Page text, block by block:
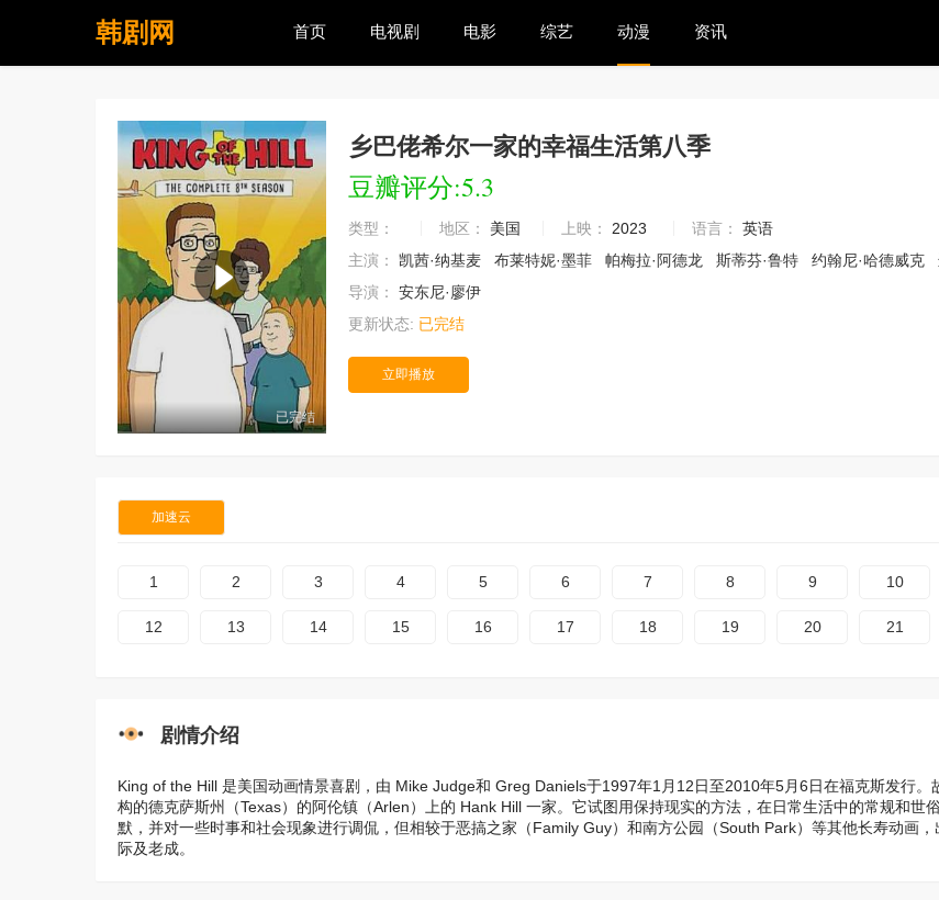
韩剧网 首页 电视剧 电影 综艺 动漫 资讯
已完结
乡巴佬希尔一家的幸福生活第八季
豆瓣评分:5.3
类型： 地区： 美国 上映： 2023 语言：
英语
主演：
凯茜·纳基麦 布莱特妮·墨菲 帕梅拉·阿德龙 斯蒂芬·鲁特 约翰尼·哈德威克
导演：
安东尼·廖伊
更新状态: 已完结
立即播放
加速云
1 2 3 4 5 6 7 8 9 10
12 13 14 15 16 17 18 19 20 21
剧情介绍
King of the Hill 是美国动画情景喜剧，由 Mike Judge和 Greg Daniels于1997年1月12日至2010年5月6日在福克斯发行。
构的德克萨斯州（Texas）的阿伦镇（Arlen）上的 Hank Hill 一家。它试图用保持现实的方法，在日常生活中的常规和世
默，并对一些时事和社会现象进行调侃，但相较于恶搞之家（Family Guy）和南方公园（South Park）等其他长寿动画
际及老成。